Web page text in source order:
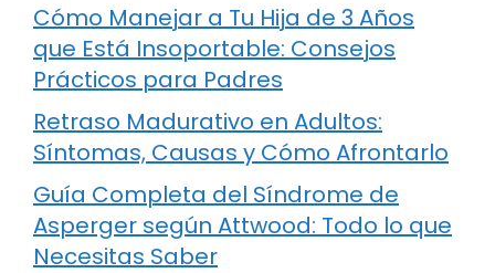
Cómo Manejar a Tu Hija de 3 Años
que Está Insoportable: Consejos
Prácticos para Padres
Retraso Madurativo en Adultos:
Síntomas, Causas y Cómo Afrontarlo
Guía Completa del Síndrome de
Asperger según Attwood: Todo lo que
Necesitas Saber